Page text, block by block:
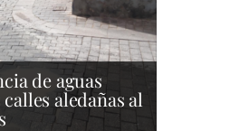
de aguas
aledañas al